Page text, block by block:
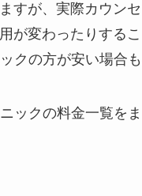
すが、実際カウン
が変わったりする
クの方が安い場合も
ックの料金一覧を